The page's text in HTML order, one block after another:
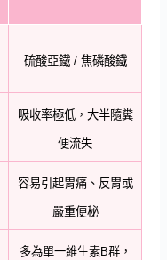
硫酸亞鐵 / 焦磷酸鐵
吸收率極低，大半隨糞
便流失
容易引起胃痛、反胃或
嚴重便秘
多為單一維生素B群，